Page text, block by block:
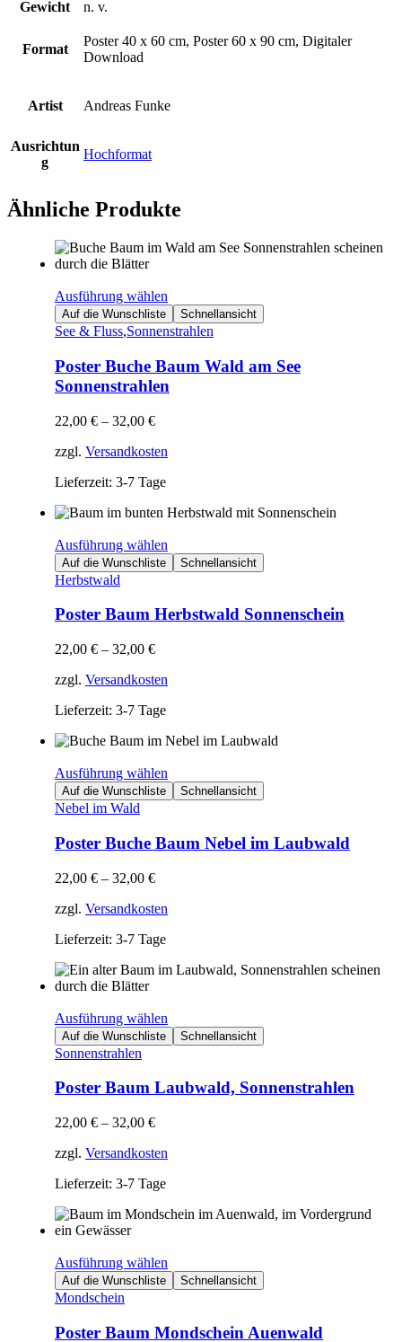
Gewicht n. v.
Format
Poster 40 x 60 cm, Poster 60 x 90 cm, Digitaler
Download
Artist Andreas Funke
Ausrichtun
g
Hochformat
Ähnliche Produkte
Ausführung wählen
Auf die Wunschliste Schnellansicht
See & Fluss,Sonnenstrahlen
Poster Buche Baum Wald am See
Sonnenstrahlen
22,00 €– 32,00 €
zzgl. Versandkosten
Lieferzeit: 3-7 Tage
Ausführung wählen
Auf die Wunschliste Schnellansicht
Herbstwald
Poster Baum Herbstwald Sonnenschein
22,00 €– 32,00 €
zzgl. Versandkosten
Lieferzeit: 3-7 Tage
Ausführung wählen
Auf die Wunschliste Schnellansicht
Nebel im Wald
Poster Buche Baum Nebel im Laubwald
22,00 €– 32,00 €
zzgl. Versandkosten
Lieferzeit: 3-7 Tage
Ausführung wählen
Auf die Wunschliste Schnellansicht
Sonnenstrahlen
Poster Baum Laubwald, Sonnenstrahlen
22,00 €– 32,00 €
zzgl. Versandkosten
Lieferzeit: 3-7 Tage
Ausführung wählen
Auf die Wunschliste Schnellansicht
Mondschein
Poster Baum Mondschein Auenwald